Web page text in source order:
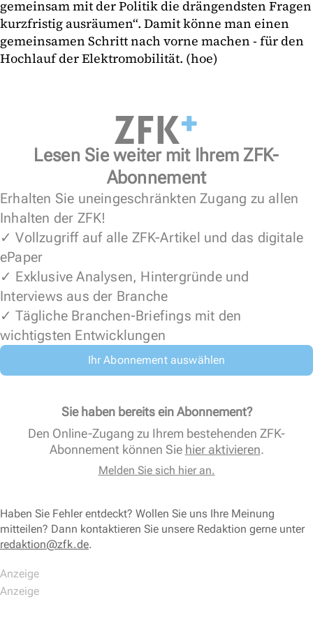
gemeinsam mit der Politik die drängendsten Fragen
kurzfristig ausräumen“. Damit könne man einen
gemeinsamen Schritt nach vorne machen - für den
Hochlauf der Elektromobilität. (hoe)
Lesen Sie weiter mit Ihrem ZFK-
Abonnement
Erhalten Sie uneingeschränkten Zugang zu allen
Inhalten der ZFK!
✓ Vollzugriff auf alle ZFK-Artikel und das digitale
ePaper
✓ Exklusive Analysen, Hintergründe und
Interviews aus der Branche
✓ Tägliche Branchen-Briefings mit den
wichtigsten Entwicklungen
Ihr Abonnement auswählen
Sie haben bereits ein Abonnement?
Den Online-Zugang zu Ihrem bestehenden ZFK-
Abonnement können Sie hier aktivieren.
Melden Sie sich hier an.
Haben Sie Fehler entdeckt? Wollen Sie uns Ihre Meinung
mitteilen? Dann kontaktieren Sie unsere Redaktion gerne unter
redaktion@zfk.de.